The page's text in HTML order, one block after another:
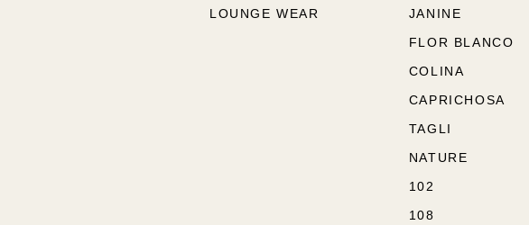
LOUNGE WEAR
JANINE
FLOR BLANCO
COLINA
CAPRICHOSA
TAGLI
NATURE
102
108